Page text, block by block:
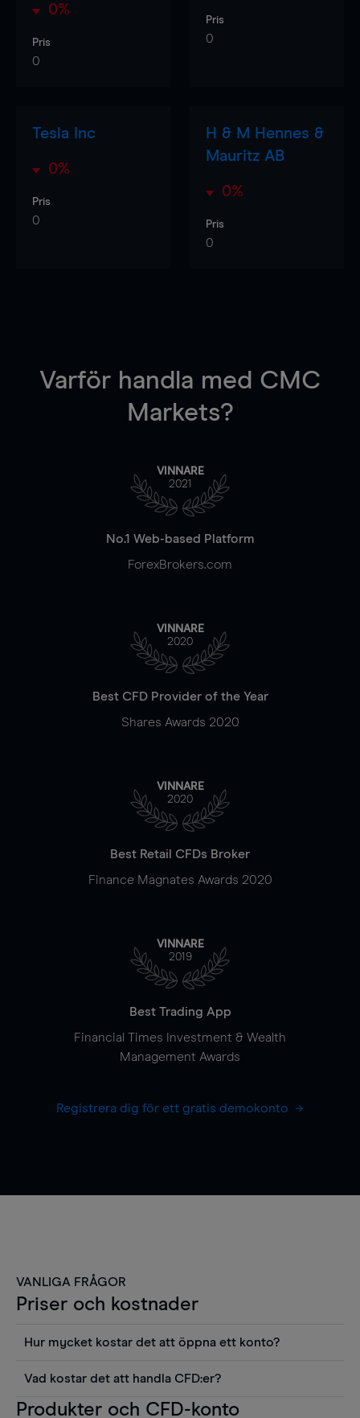
0%
Pris
0
Pris
0
Tesla Inc
0%
Pris
0
H & M Hennes &
Mauritz AB
0%
Pris
0
Varför handla med CMC
Markets?
VINNARE
2021
No.1 Web-based Platform
ForexBrokers.com
VINNARE
2020
Best CFD Provider of the Year
Shares Awards 2020
VINNARE
2020
Best Retail CFDs Broker
Finance Magnates Awards 2020
VINNARE
2019
Best Trading App
Financial Times Investment & Wealth
Management Awards
Registrera dig för ett gratis demokonto
VANLIGA FRÅGOR
Priser och kostnader
Hur mycket kostar det att öppna ett konto?
använda sådana verktyg som diagram, Reuters
Vad kostar det att handla CFD:er?
Det är en rad kostnader att tänka på när man
Produkter och CFD-konto